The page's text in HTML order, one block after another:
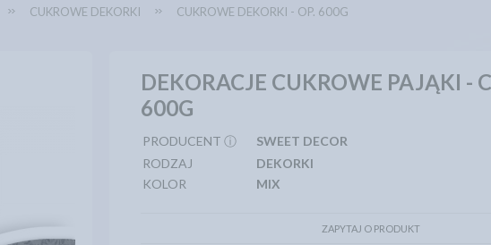
CUKROWE DEKORKI
CUKROWE DEKORKI - OP. 600G
DEKORACJE CUKROWE PAJĄKI -
600G
PRODUCENT ⓘ
SWEET DECOR
RODZAJ
DEKORKI
KOLOR
MIX
ZAPYTAJ O PRODUKT